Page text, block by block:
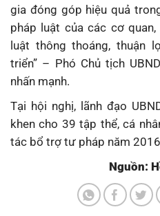
gia đóng góp hiệu quả
pháp luật của các cơ
luật thông thoáng, thuận
triển” – Phó Chủ tịch
nhấn mạnh.
Tại hội nghị, lãnh đạo
khen cho 39 tập thể, cá
tác bổ trợ tư pháp năm
Nguồn: